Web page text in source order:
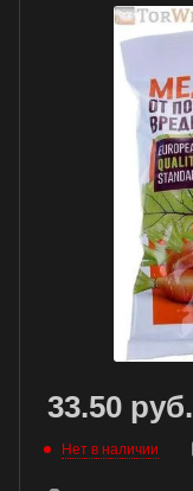
33.50 руб.
Нет в наличии